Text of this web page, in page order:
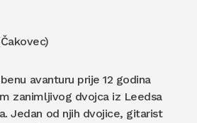
avanturu prije 12 godina
zanimljivog dvojca iz Leedsa
Jedan od njih dvojice, gitarist